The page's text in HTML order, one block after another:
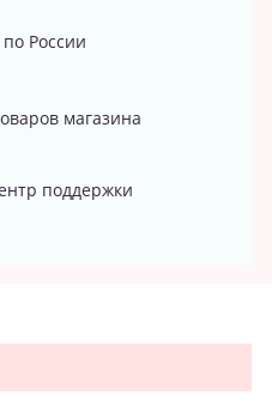
России
магазина
поддержки